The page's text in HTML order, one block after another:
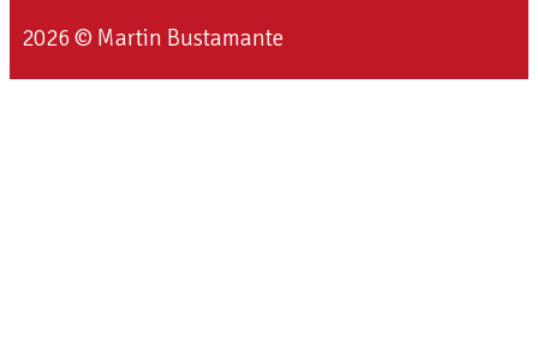
2026 © Martin Bustamante